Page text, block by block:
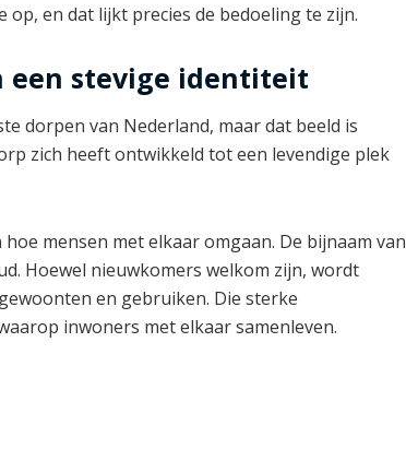
en dat lijkt precies de bedoeling te zijn.
een stevige identiteit
dorpen van Nederland, maar dat beeld is
zich heeft ontwikkeld tot een levendige plek
mensen met elkaar omgaan. De bijnaam van
Hoewel nieuwkomers welkom zijn, wordt
en gebruiken. Die sterke
inwoners met elkaar samenleven.